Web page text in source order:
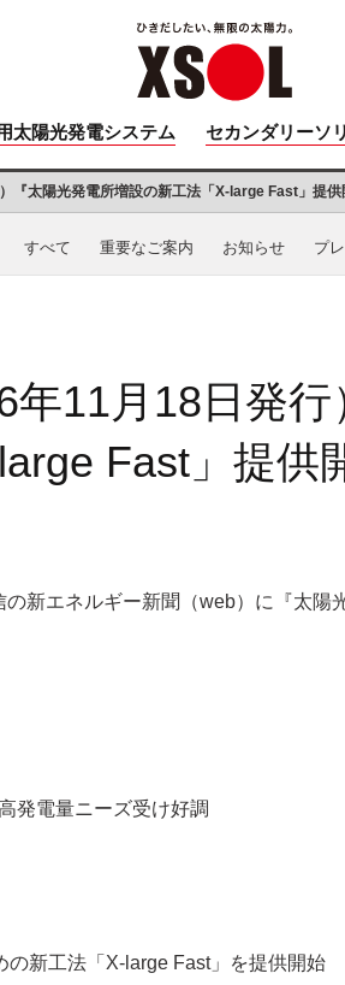
太陽光発電システム セカンダリーソ
『太陽光発電所増設の新工法「X-large Fast」提
すべて 重要なご案内 お知らせ プ
年11月18日発
Fast」提供
新エネルギー新聞（web）に『太
発電量ニーズ受け好調
新工法「X-large Fast」を提供開始